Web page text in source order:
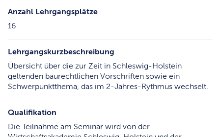
Anzahl Lehrgangsplätze
16
Lehrgangskurzbeschreibung
Übersicht über die zur Zeit in Schleswig-Holstein
geltenden baurechtlichen Vorschriften sowie ein
Schwerpunktthema, das im 2-Jahres-Rythmus wechselt.
Qualifikation
Die Teilnahme am Seminar wird von der